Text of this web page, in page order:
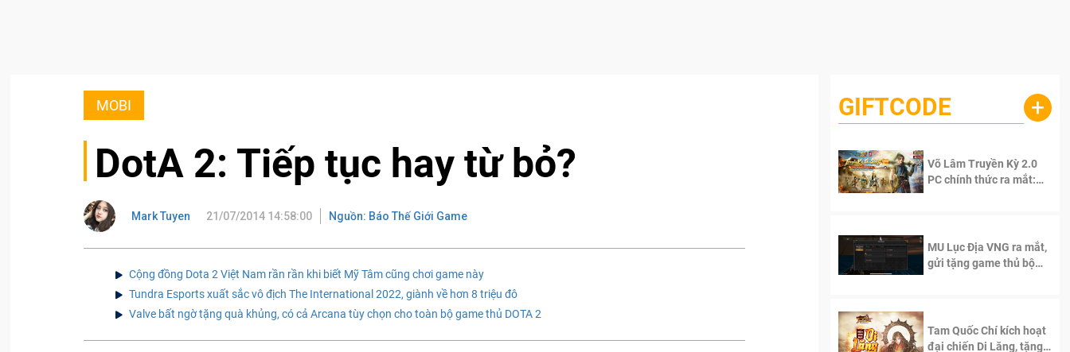
MOBI
DotA 2: Tiếp tục hay từ bỏ?
Mark Tuyen 21/07/2014 14:58:00 Nguồn: Báo Thế Giới Game
Cộng đồng Dota 2 Việt Nam rần rần khi biết Mỹ Tâm cũng chơi game này
Tundra Esports xuất sắc vô địch The International 2022, giành về hơn 8 triệu đô
Valve bất ngờ tặng quà khủng, có cả Arcana tùy chọn cho toàn bộ game thủ DOTA 2
GIFTCODE +
Võ Lâm Truyền Kỳ 2.0
PC chính thức ra mắt:
MU Lục Địa VNG ra mắt,
gửi tặng game thủ bộ
Tam Quốc Chí kích hoạt
đại chiến Di Lăng, tặng